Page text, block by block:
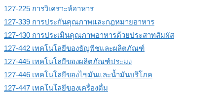
127-225 การวิเคราะห์อาหาร
127-339 การประกันคุณภาพและกฎหมายอาหาร
127-430 การประเมินคุณภาพอาหารด้วยประสาทสัมผัส
127-442 เทคโนโลยีของธัญพืชและผลิตภัณฑ์
127-445 เทคโนโลยีของผลิตภัณฑ์ประมง
127-446 เทคโนโลยีของไขมันและน้ำมันบริโภค
127-447 เทคโนโลยีของเครื่องดื่ม